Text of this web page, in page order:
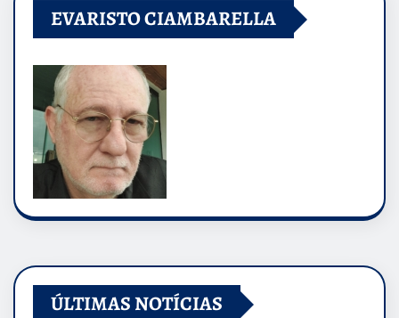
EVARISTO CIAMBARELLA
ÚLTIMAS NOTÍCIAS